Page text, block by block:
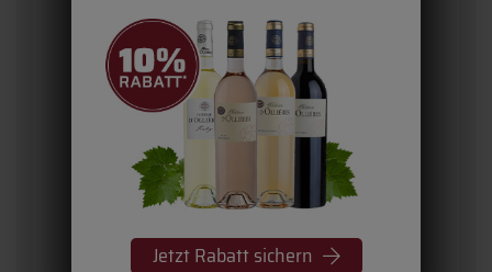
Jetzt Rabatt sichern
2012 Château Angludet
Familie Sichel